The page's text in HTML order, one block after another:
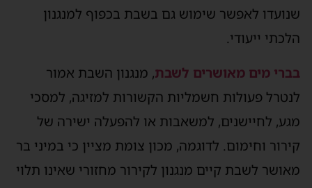
שנועדו לאפשר שימוש גם בשבת בכפוף למנגנון
הלכתי ייעודי.
בברי מים מאושרים לשבת, מנגנון השבת אמור
לנטרל פעולות חשמליות הקשורות למזיגה, למסכי
מגע, לחיישנים, למשאבות או להפעלה ישירה של
קירור וחימום. לדוגמה, מכון צומת מציין כי במיני בר
מאושר לשבת קיים מנגנון לקירור מחזורי שאינו תלוי